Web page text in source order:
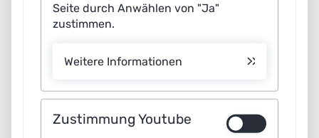
work as well as attractive and competitive jobs. For
example, AI-based assistance systems can relieve
them in complex processes and decisions. At the same
time, AI systems are changing the interaction between
future, humans and machines will interact even more
Seite durch Anwählen von "Ja"
zustimmen.
Weitere Informationen
Zustimmung Youtube